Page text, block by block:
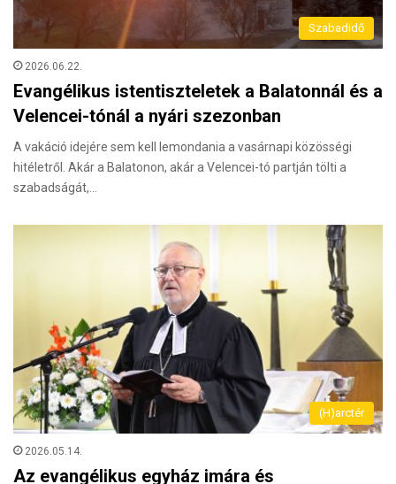
Szabadidő
2026.06.22.
Evangélikus istentiszteletek a Balatonnál és a
Velencei-tónál a nyári szezonban
A vakáció idejére sem kell lemondania a vasárnapi közösségi
hitéletről. Akár a Balatonon, akár a Velencei-tó partján tölti a
szabadságát,…
(H)arctér
2026.05.14.
Az evangélikus egyház imára és